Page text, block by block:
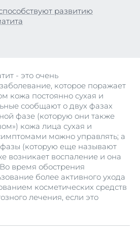
развитию
- это очень
которое поражает
кожа постоянно сухая и
сообщают о двух фазах
фазе (которую они также
кожа лица сухая и
можно управлять; а
(которую еще называют
возникает воспаление и она
время обострения
более активного ухода
косметических средств
лечения, если это